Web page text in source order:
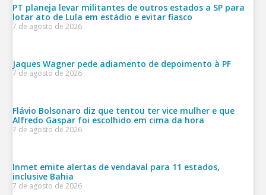
PT planeja levar militantes de outros estados a SP para
lotar ato de Lula em estádio e evitar fiasco
7 de agosto de 2026
Jaques Wagner pede adiamento de depoimento à PF
7 de agosto de 2026
Flávio Bolsonaro diz que tentou ter vice mulher e que
Alfredo Gaspar foi escolhido em cima da hora
7 de agosto de 2026
Inmet emite alertas de vendaval para 11 estados,
inclusive Bahia
7 de agosto de 2026